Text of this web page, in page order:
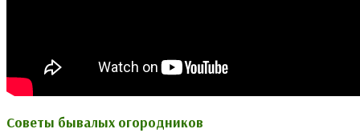
Советы бывалых огородников